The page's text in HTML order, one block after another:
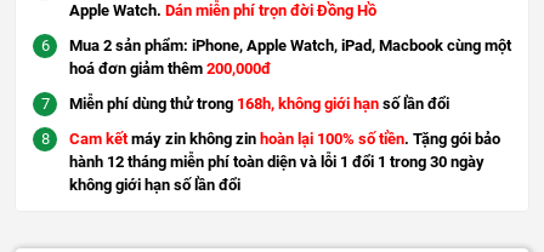
Apple Watch. Dán miễn phí trọn đời Đồng Hồ
Mua 2 sản phẩm: iPhone, Apple Watch, iPad, Macbook cùng một
hoá đơn giảm thêm 200,000đ
Miễn phí dùng thử trong 168h, không giới hạn số lần đổi
Cam kếtmáy zin không zin hoàn lại 100% số tiền. Tặng gói bảo
hành 12 tháng miễn phí toàn diện và lỗi 1 đổi 1 trong 30 ngày
không giới hạn số lần đổi